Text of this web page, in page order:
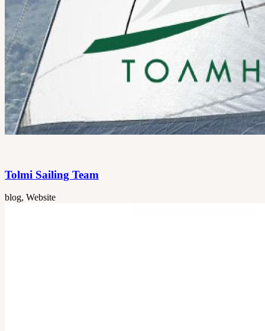
Tolmi Sailing Team
blog, Website